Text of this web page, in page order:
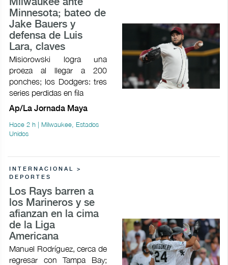
Minnesota; bateo de
Jake Bauers y
defensa de Luis
Lara, claves
Misiorowski logra una
proeza al llegar a 200
ponches; los Dodgers: tres
series perdidas en fila
Ap/La Jornada Maya
Hace 2 h | Milwaukee, Estados
Unidos
INTERNACIONAL >
DEPORTES
Los Rays barren a
los Marineros y se
afianzan en la cima
de la Liga
Americana
Manuel Rodríguez, cerca de
regresar con Tampa Bay;